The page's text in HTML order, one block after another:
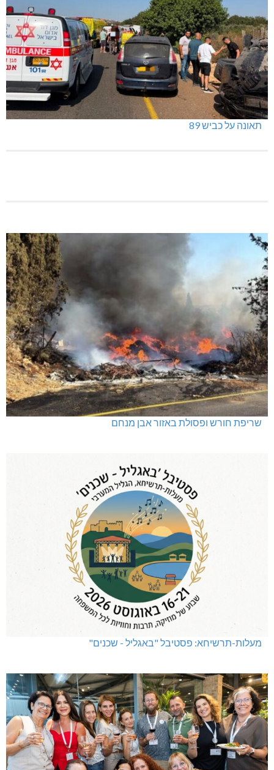
טרנספורמטור קפוט
ינוח: מבנה רב תכליתי ב-120 מלש"ח